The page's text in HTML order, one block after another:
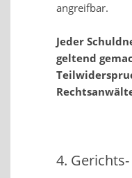
angreifbar.
Jeder
geltend
4.